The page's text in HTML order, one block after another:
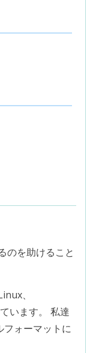
のを助けること
、
います。 私達
フォーマットに